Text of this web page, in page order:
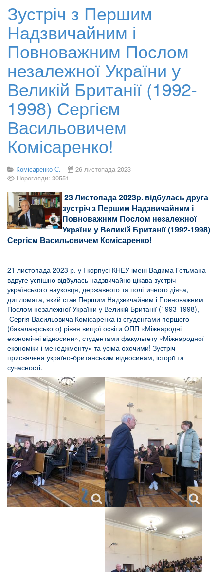
Зустріч з Першим
Надзвичайним і
Повноважним Послом
незалежної України у
Великій Британії (1992-
1998) Сергієм
Васильовичем
Комісаренко!
Комісаренко С.
26 листопада 2023
Перегляди: 30551
23 Листопада 2023р. відбулась друга
зустріч з Першим Надзвичайним і
Повноважним Послом незалежної
України у Великій Британії (1992-1998)
Сергієм Васильовичем Комісаренко!
21 листопада 2023 р. у І корпусі КНЕУ імені Вадима Гетьмана
вдруге успішно відбулась надзвичайно цікава зустріч
українського науковця, державного та політичного діяча,
дипломата, який став Першим Надзвичайним і Повноважним
Послом незалежної України у Великій Британії (1993-1998),
Сергія Васильовича Комісаренка із студентами першого
(бакалаврського) рівня вищої освіти ОПП «Міжнародні
економічні відносини», студентами факультету «Міжнародної
економіки і менеджменту» та усіма охочими! Зустріч
присвячена україно-британським відносинам, історії та
сучасності.